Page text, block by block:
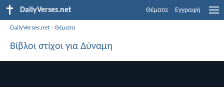
DailyVerses.net Θέματα Εγγραφή
DailyVerses.net ›Θέματα
Βίβλοι στίχοι για Δύναμη